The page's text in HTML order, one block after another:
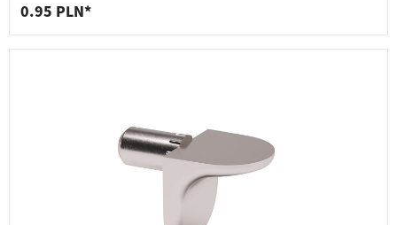
0.95 PLN*